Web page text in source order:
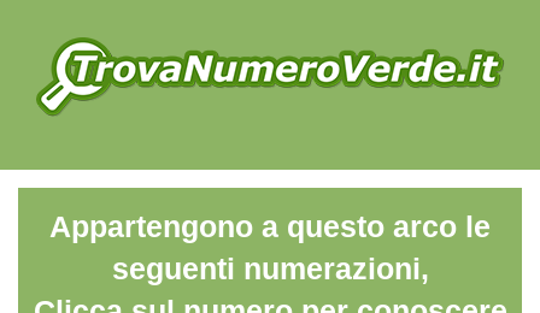
Appartengono a questo arco le
seguenti numerazioni,